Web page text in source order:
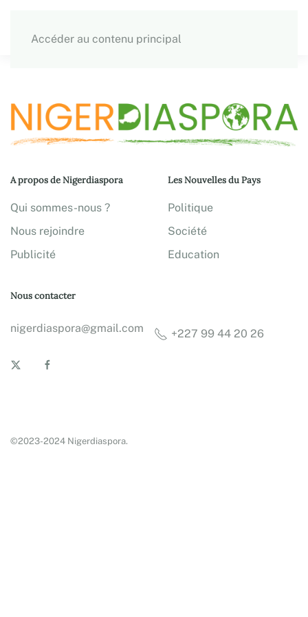
Accéder au contenu principal
A propos de Nigerdiaspora
Qui sommes-nous ?
Nous rejoindre
Publicité
Les Nouvelles du Pays
Politique
Société
Education
Nous contacter
nigerdiaspora@gmail.com +227 99 44 20 26
©2023-2024 Nigerdiaspora.